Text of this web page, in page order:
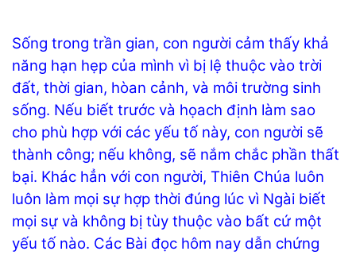
Sống trong trần gian, con người cảm thấy khả
năng hạn hẹp của mình vì bị lệ thuộc vào trời
đất, thời gian, hòan cảnh, và môi trường sinh
sống. Nếu biết trước và họach định làm sao
cho phù hợp với các yếu tố này, con người sẽ
thành công; nếu không, sẽ nắm chắc phần thất
bại. Khác hẳn với con người, Thiên Chúa luôn
luôn làm mọi sự hợp thời đúng lúc vì Ngài biết
mọi sự và không bị tùy thuộc vào bất cứ một
yếu tố nào. Các Bài đọc hôm nay dẫn chứng